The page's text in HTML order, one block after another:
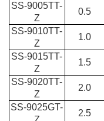
SS-9005TT-
Z
0.5
SS-9010TT-
Z
1.0
SS-9015TT-
Z
1.5
SS-9020TT-
Z
2.0
SS-9025GT-
2.5